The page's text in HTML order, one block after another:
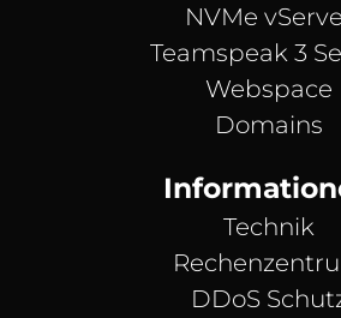
NVMe
Teamspeak 3
Webspace
Domains
Technik
DDoS